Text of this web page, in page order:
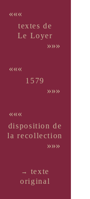
«««
textes de
Le Loyer
»»»
«««
1579
»»»
«««
dispo­si­tion de
la recol­lec­tion
»»»
→ texte
ori­ginal